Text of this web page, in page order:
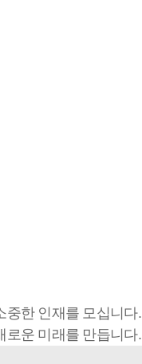
중한 인재를 모십니다.
로운 미래를 만듭니다.